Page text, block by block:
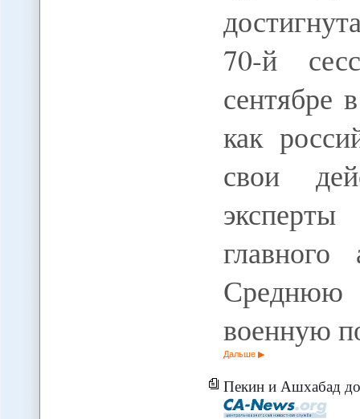
70-й
сентябре
как
свои
главного
Среднюю
военную
Дальше
Пекин и Ашхабад должны усилить